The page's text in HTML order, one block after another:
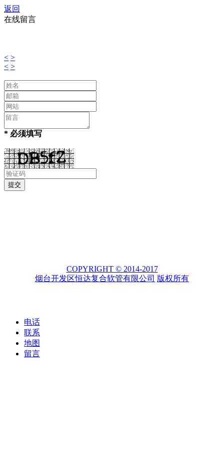
返回
在线留言
< >
< >
* 必须填写
COPYRIGHT © 2014-2017
烟台开发区恒达复合软管有限公司 版权所有
电话
联系
地图
留言